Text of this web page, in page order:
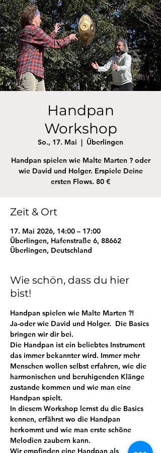
Handpan
Workshop
So., 17. Mai
  |
Überlingen
Handpan spielen wie Malte Marten ? oder
wie David und Holger. Erspiele Deine
ersten Flows. 80 €
Zeit & Ort
17. Mai 2026, 14:00 – 17:00
Überlingen, Hafenstraße 6, 88662
Überlingen, Deutschland
Wie schön, dass du hier
bist!
Handpan spielen wie Malte Marten ?!
Ja-oder wie David und Holger.  Die Basics
bringen wir dir bei.
Die Handpan ist ein beliebtes Instrument
das immer bekannter wird. Immer mehr
Menschen wollen selbst erfahren, wie die
harmonischen und beruhigenden Klänge
zustande kommen und wie man eine
Handpan spielt.
In diesem Workshop lernst du die Basics
kennen, erfährst wo die Handpan
herkommt und wie man erste schöne
Melodien zaubern kann.
Wir empfinden eine Handpan als